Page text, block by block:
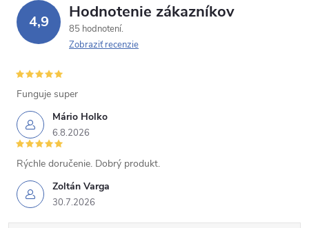
4,9 Hodnotenie zákazníkov
85 hodnotení
Zobraziť recenzie
Mário Holko
6.8.2026
Funguje super
Zoltán Varga
30.7.2026
Rýchle doručenie. Dobrý produkt.